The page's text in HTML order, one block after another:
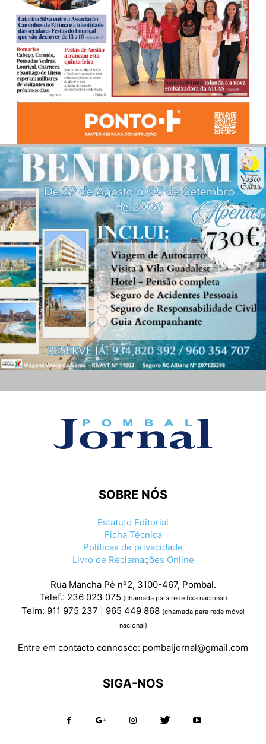
SOBRE NÓS
Estatuto Editorial
Ficha Técnica
Políticas de privacidade
Livro de Reclamações Online
Rua Mancha Pé nº2, 3100-467, Pombal.
Telef.: 236 023 075 (chamada para rede fixa nacional)
Telm: 911 975 237 | 965 449 868 (chamada para rede móvel
nacional)
Entre em contacto connosco: pombaljornal@gmail.com
SIGA-NOS